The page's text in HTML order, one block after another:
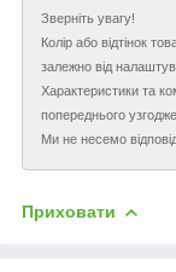
Зверніть увагу!
Колір або відтінок
залежно від
Характеристики та
попереднього
Ми не несемо
Приховати